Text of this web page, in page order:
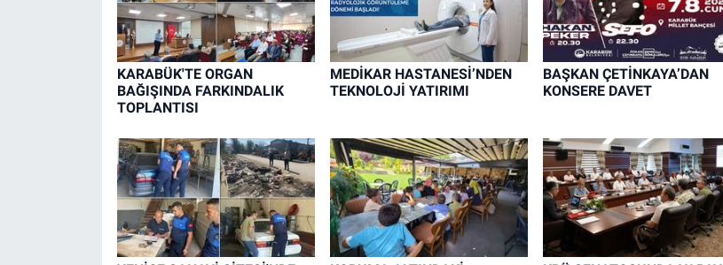
KARABÜK'TE ORGAN
BAĞIŞINDA FARKINDALIK
TOPLANTISI
MEDİKAR HASTANESİ’NDEN
TEKNOLOJİ YATIRIMI
BAŞKAN ÇETİNKAYA’DAN
KONSERE DAVET